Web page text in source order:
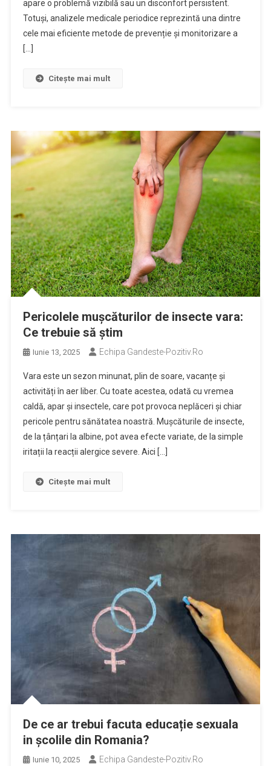
apare o problemă vizibilă sau un disconfort persistent.
Totuși, analizele medicale periodice reprezintă una dintre
cele mai eficiente metode de prevenție și monitorizare a
[…]
Citește mai mult
Pericolele mușcăturilor de insecte vara:
Ce trebuie să știm
Iunie 13, 2025 Echipa Gandeste-Pozitiv.ro
Vara este un sezon minunat, plin de soare, vacanțe și
activități în aer liber. Cu toate acestea, odată cu vremea
caldă, apar și insectele, care pot provoca neplăceri și chiar
pericole pentru sănătatea noastră. Mușcăturile de insecte,
de la țânțari la albine, pot avea efecte variate, de la simple
iritații la reacții alergice severe. Aici […]
Citește mai mult
De ce ar trebui facuta educație sexuala
in școlile din Romania?
Iunie 10, 2025 Echipa Gandeste-Pozitiv.ro